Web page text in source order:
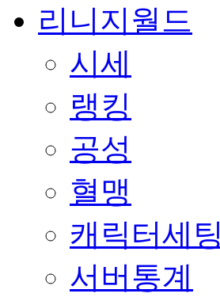
리니지월드
시세
랭킹
공성
혈맹
캐릭터세팅
서버통계